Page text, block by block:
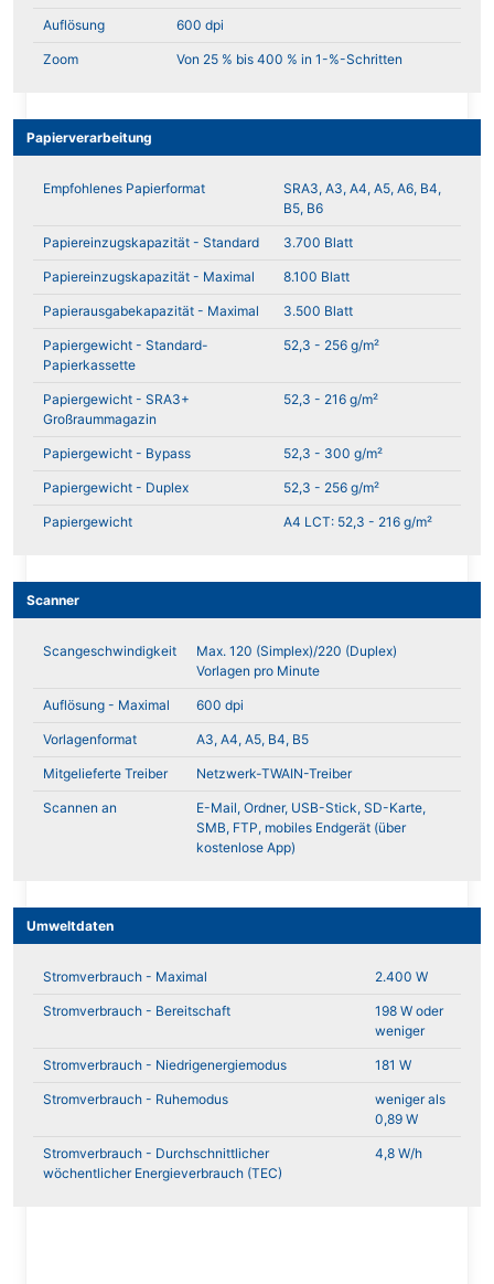
Auflösung 600 dpi
Zoom Von 25 % bis 400 % in 1-%-Schritten
Papierverarbeitung
Empfohlenes Papierformat
SRA3, A3, A4, A5, A6, B4,
B5, B6
Papiereinzugskapazität - Standard 3.700 Blatt
Papiereinzugskapazität - Maximal 8.100 Blatt
Papierausgabekapazität - Maximal 3.500 Blatt
Papiergewicht - Standard-
Papierkassette
52,3 - 256 g/m²
Papiergewicht - SRA3+
Großraummagazin
52,3 - 216 g/m²
Papiergewicht - Bypass 52,3 - 300 g/m²
Papiergewicht - Duplex 52,3 - 256 g/m²
Papiergewicht A4 LCT: 52,3 - 216 g/m²
Scanner
Scangeschwindigkeit
Max. 120 (Simplex)/220 (Duplex)
Vorlagen pro Minute
Auflösung - Maximal 600 dpi
Vorlagenformat A3, A4, A5, B4, B5
Mitgelieferte Treiber Netzwerk-TWAIN-Treiber
Scannen an
E-Mail, Ordner, USB-Stick, SD-Karte,
SMB, FTP, mobiles Endgerät (über
kostenlose App)
Umweltdaten
Stromverbrauch - Maximal 2.400 W
Stromverbrauch - Bereitschaft
198 W oder
weniger
Stromverbrauch - Niedrigenergiemodus 181 W
Stromverbrauch - Ruhemodus
weniger als
0,89 W
Stromverbrauch - Durchschnittlicher
wöchentlicher Energieverbrauch (TEC)
4,8 W/h